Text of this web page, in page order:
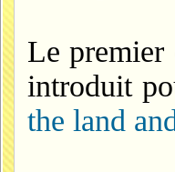
Le premier
introduit
the land